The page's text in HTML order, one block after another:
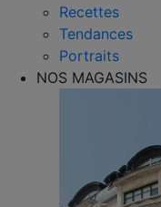
Recettes
Tendances
Portraits
NOS MAGASINS